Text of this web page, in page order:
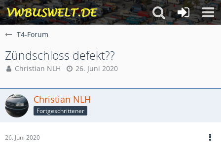
T4-Forum
Zündschloss defekt??
Christian NLH 26. Juni 2020
Christian NLH
Fortgeschrittener
26. Juni 2020